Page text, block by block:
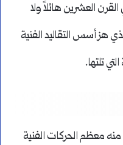
العشرين هائلاً ولا
هز أسس التقاليد الفنية
تلتها.
معظم الحركات الفنية